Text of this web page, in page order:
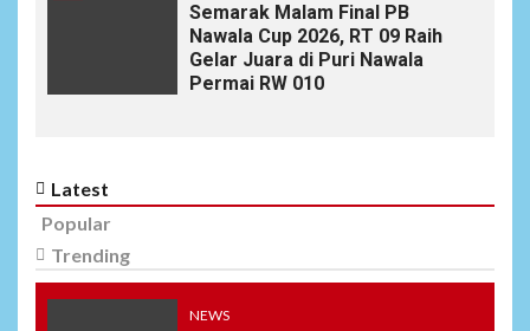
Semarak Malam Final PB
Nawala Cup 2026, RT 09 Raih
Gelar Juara di Puri Nawala
Permai RW 010
Latest
Popular
Trending
NEWS